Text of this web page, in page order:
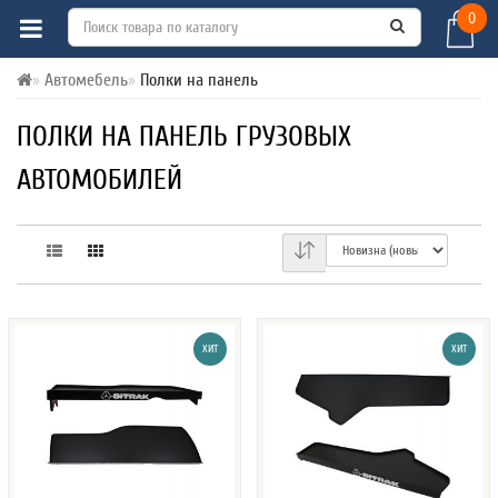
0
Автомебель Полки на панель
ПОЛКИ НА ПАНЕЛЬ ГРУЗОВЫХ
АВТОМОБИЛЕЙ
ХИТ ХИТ